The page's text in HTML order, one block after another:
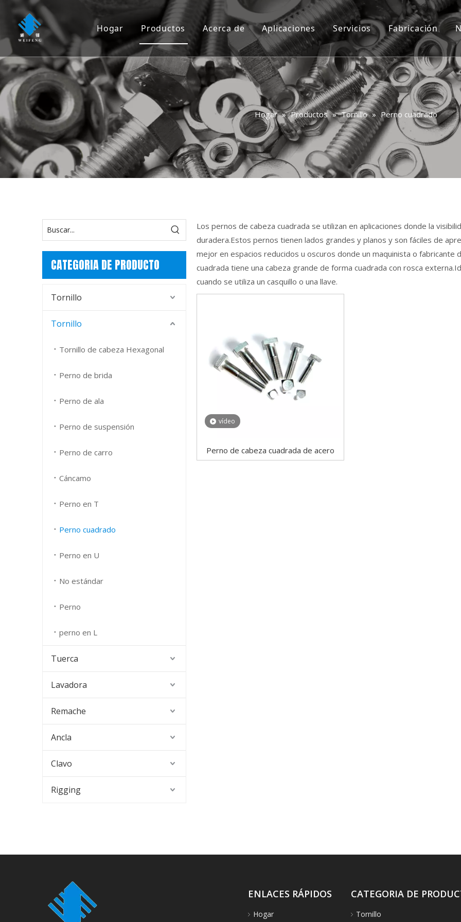
Hogar Productos
Tornillo
Tornillo
Tuerca
Lavadora
Remache
Ancla
Acerca de Aplicaciones Servicios
Costumbre
Consulta
Preguntas más frecuentes
Fabricación
Video
Hogar » Productos » Tornillo » Perno cuadrado
CATEGORIA DE PRODUCTO
Tornillo
Tornillo
Tornillo de cabeza Hexagonal
Perno de brida
Perno de ala
Perno de suspensión
Perno de carro
Cáncamo
Perno en T
Perno cuadrado
Perno en U
No estándar
Perno
perno en L
Tuerca
Lavadora
Remache
Ancla
Clavo
Rigging
Los pernos de cabeza cuadrada se utilizan en aplicaciones donde la
duradera.Estos pernos tienen lados grandes y planos y son fáciles de
mejor en espacios reducidos u oscuros donde un maquinista o fabricante
cuadrada tiene una cabeza grande de forma cuadrada con rosca
cuando se utiliza un casquillo o una llave.
vídeo
Perno de cabeza cuadrada de acero
ENLACES RÁPIDOS
Hogar
CATEGORIA DE
Tornillo